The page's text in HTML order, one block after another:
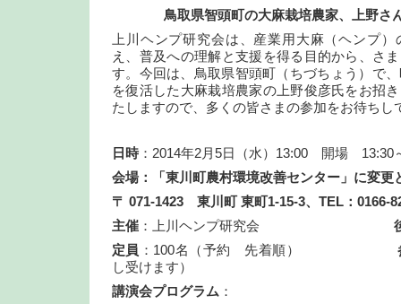
鳥取県智頭町の大麻栽培農家、上野さ
上川ヘンプ研究会は、産業用大麻（ヘンプ
え、普及への理解と支援を得る目的から、さ
す。今回は、鳥取県智頭町（ちづちょう）で
を復活した大麻栽培農家の上野俊彦氏をお招
たしますので、多くの皆さまの参加をお待ちし
日時 ：2014年2月5日（水）13:00 開場 13:30
会場：「東川町農村環境改善センター」に変更
〒 071-1423 東川町 東町1-15-3、TEL ：0166-
主催 ：上川ヘンプ研究会
定員 ：100名（予約 先着順）
し受けます）
講演会プログラム ：